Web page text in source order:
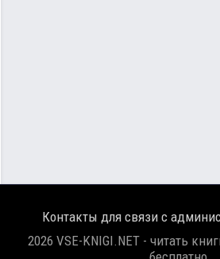
Контакты для связи с
2026 VSE-KNIGI.NET - читать